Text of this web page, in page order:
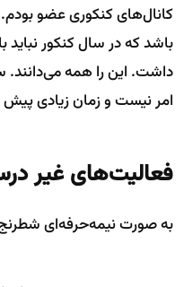
کانال‌های کنکوری عضو
باشد که در سال کنکور
داشت. این را همه می‌دانند.
امر نیست و زمان زیادی
فعالیت‌های غیر
به صورت نیمه‌حرفه‌ای